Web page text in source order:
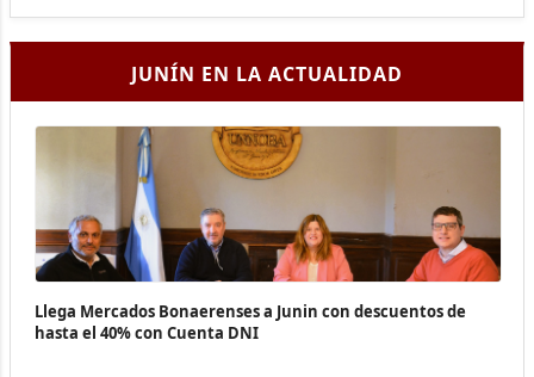
JUNÍN EN LA ACTUALIDAD
Llega Mercados Bonaerenses a Junin con descuentos de
hasta el 40% con Cuenta DNI